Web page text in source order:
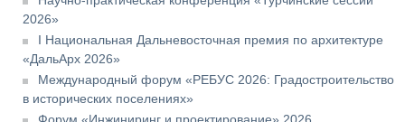
2026»
I Национальная Дальневосточная премия по архитектуре
«ДальАрх 2026»
Международный форум «РЕБУС 2026: Градостроительство
в исторических поселениях»